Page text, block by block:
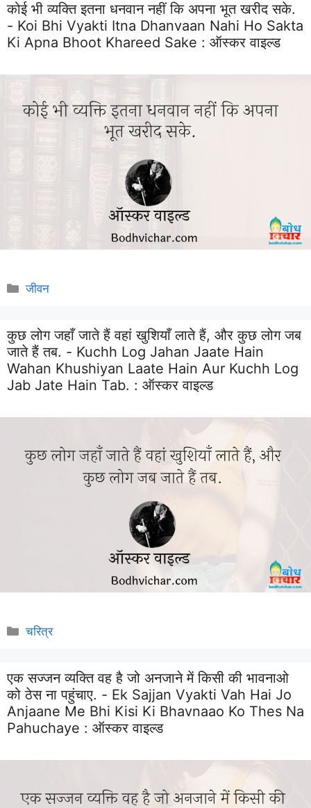
कोई भी व्यक्ति इतना धनवान नहीं कि अपना भूत खरीद सके.
- Koi Bhi Vyakti Itna Dhanvaan Nahi Ho Sakta
Ki Apna Bhoot Khareed Sake : ऑस्कर वाइल्ड
Categories
जीवन
कुछ लोग जहाँ जाते हैं वहां खुशियाँ लाते हैं, और कुछ लोग जब
जाते हैं तब. - Kuchh Log Jahan Jaate Hain
Wahan Khushiyan Laate Hain Aur Kuchh Log
Jab Jate Hain Tab. : ऑस्कर वाइल्ड
Categories
चरित्र
एक सज्जन व्यक्ति वह है जो अनजाने में किसी की भावनाओ
को ठेस ना पहुंचाए. - Ek Sajjan Vyakti Vah Hai Jo
Anjaane Me Bhi Kisi Ki Bhavnaao Ko Thes Na
Pahuchaye : ऑस्कर वाइल्ड